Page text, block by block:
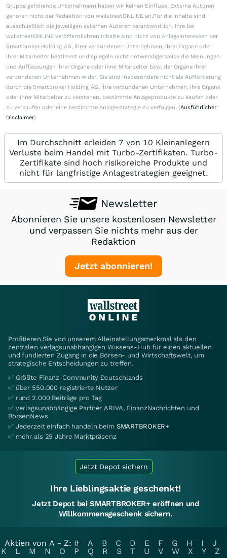
Gruppe gehörende Unternehmen) haben wir keinen Einfluss. Externe Autoren
gehören nicht der Redaktion von wallstreetONLINE an.Für die Inhalte sind
ausschließlich die jeweiligen externen Autoren verantwortlich. Ihre bei
wallstreetONLINE veröffentlichten Inhalte sind nicht von Anlageinteressen der
Smartbroker Holding AG, ihrer verbundenen Unternehmen, ihrer Organe oder
ihrer Mitarbeiter bestimmt und spiegeln nicht notwendigerweise die Meinungen
und Auffassungen ihrer Organe oder ihrer Mitarbeiter bzw. der Organe ihrer
verbundenen Unternehmen wider. Sie sind insbesondere nicht als Aufforderung
durch die Smartbroker Holding AG, ihre verbundenen Unternehmen, ihre Organe
oder ihrer Mitarbeiter zu verstehen, bestimmte Anlageprodukte zu kaufen oder
zu verkaufen oder eine bestimmte Anlagestrategie zu verfolgen. (Ausführlicher
Disclaimer)
Im Durchschnitt erleiden 7 von 10 Kleinanlegern
Verluste beim Handel mit Turbo-Zertifikaten. Turbo-
Zertifikate sind hoch risikoreiche Produkte und
nicht für langfristige Anlagestrategien geeignet.
Newsletter
Abonnieren Sie unsere kostenlosen Newsletter
und verpassen Sie nichts mehr aus der
Redaktion
Jetzt abonnieren!
Profitieren Sie von unserem Alleinstellungsmerkmal als den
zentralen verlagsunabhängigen Wissens-Hub für einen aktuellen
und fundierten Zugang in die Börsen- und Wirtschaftswelt, um
strategische Entscheidungen zu treffen.
✅ Größte Finanz-Community Deutschlands
✅ über 550.000 registrierte Nutzer
✅ rund 2.000 Beiträge pro Tag
✅ verlagsunabhängige Partner ARIVA, FinanzNachrichten und
BörsenNews
✅ Jederzeit einfach handeln beim SMARTBROKER+
✅ mehr als 25 Jahre Marktpräsenz
Jetzt Depot sichern
Ihre Lieblingsaktie geschenkt!
Jetzt Depot bei SMARTBROKER+ eröffnen und
Willkommensgeschenk sichern.
Aktien von A - Z: # A B C D E F G H I
J
K
L M N O P Q R S T U V W X Y
Z